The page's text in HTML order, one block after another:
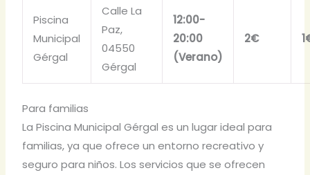
Piscina
Municipal
Gérgal
Calle La
Paz,
04550
Gérgal
12:00-
20:00
(Verano)
2€
Para familias
La Piscina Municipal Gérgal es un lugar ideal para
familias, ya que ofrece un entorno recreativo y
seguro para niños. Los servicios que se ofrecen